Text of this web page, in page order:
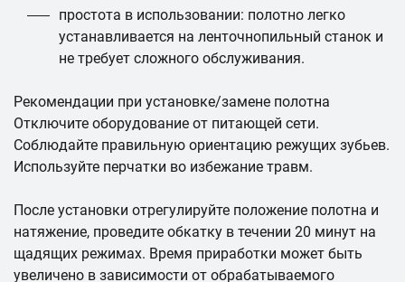
простота в использовании: полотно легко
устанавливается на ленточнопильный станок и
не требует сложного обслуживания.
Рекомендации при установке/замене полотна
Отключите оборудование от питающей сети.
Соблюдайте правильную ориентацию режущих зубьев.
Используйте перчатки во избежание травм.
После установки отрегулируйте положение полотна и
натяжение, проведите обкатку в течении 20 минут на
щадящих режимах. Время приработки может быть
увеличено в зависимости от обрабатываемого